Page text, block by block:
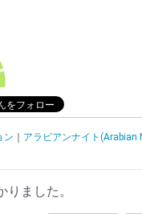
ン
アラビアンナイト(Arabian
ました。